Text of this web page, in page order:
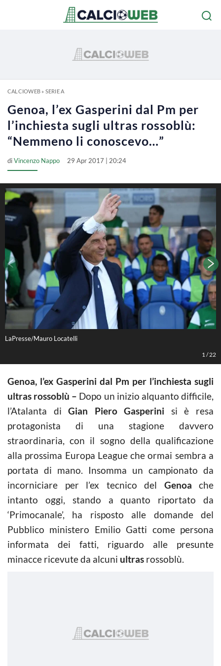
CALCIOWEB» SERIE A
Genoa, l’ex Gasperini dal Pm per
l’inchiesta sugli ultras rossoblù:
“Nemmeno li conoscevo…”
diVincenzo Nappo 29 Apr 2017 | 20:24
LaPresse/Mauro Locatelli
1 /22
Genoa, l’ex Gasperini dal Pm per l’inchiesta sugli
ultras rossoblù – Dopo un inizio alquanto difficile,
l’Atalanta diGian Piero Gasperini si è resa
protagonista di una stagione davvero
straordinaria, con il sogno della qualificazione
alla prossima Europa League che ormai sembra a
portata di mano. Insomma un campionato da
incorniciare per l’ex tecnico del Genoa che
intanto oggi, stando a quanto riportato da
‘Primocanale’, ha risposto alle domande del
Pubblico ministero Emilio Gatti come persona
informata dei fatti, riguardo alle presunte
minacce ricevute da alcuni ultras rossoblù.